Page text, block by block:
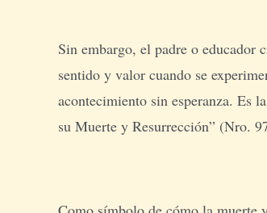
Sin embargo, el padre o educador
sentido y valor cuando se
acontecimiento sin esperanza. Es
su Muerte y Resurrección” (Nro.